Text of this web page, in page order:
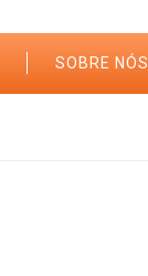
SOBRE NÓS